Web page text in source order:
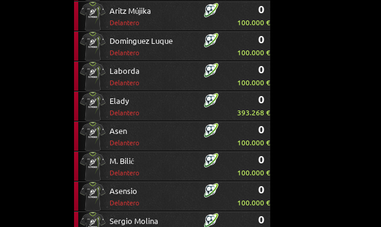
Aritz Mújika
Delantero
0
100.000 €
Dominguez Luque
Delantero
0
100.000 €
Laborda
Delantero
0
100.000 €
Elady
Delantero
0
393.268 €
Asen
Delantero
0
100.000 €
M. Bilić
Delantero
0
100.000 €
Asensio
Delantero
0
100.000 €
Sergio Molina 0